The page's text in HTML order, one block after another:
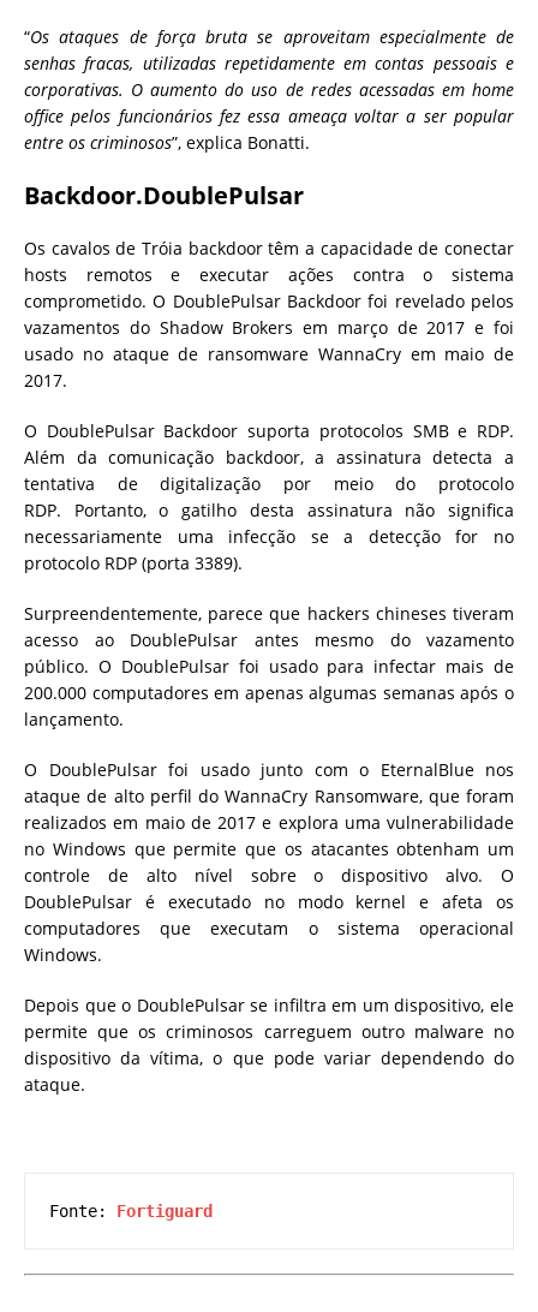
“Os ataques de força bruta se aproveitam especialmente de
senhas fracas, utilizadas repetidamente em contas pessoais e
corporativas. O aumento do uso de redes acessadas em home
office pelos funcionários fez essa ameaça voltar a ser popular
entre os criminosos”, explica Bonatti.
Backdoor.DoublePulsar
Os cavalos de Tróia backdoor têm a capacidade de conectar
hosts remotos e executar ações contra o sistema
comprometido.O DoublePulsar Backdoor foi revelado pelos
vazamentos do Shadow Brokers em março de 2017 e foi
usado no ataque de ransomware WannaCry em maio de
2017.
O DoublePulsar Backdoor suporta protocolos SMB e RDP.
Além da comunicação backdoor, a assinatura detecta a
tentativa de digitalização por meio do protocolo
RDP. Portanto, o gatilho desta assinatura não significa
necessariamente uma infecção se a detecção for no
protocolo RDP (porta 3389).
Surpreendentemente, parece que hackers chineses tiveram
acesso ao DoublePulsar antes mesmo do vazamento
público. O DoublePulsar foi usado para infectar mais de
200.000 computadores em apenas algumas semanas após o
lançamento.
O DoublePulsar foi usado junto com o EternalBlue nos
ataque de alto perfil do WannaCry Ransomware, que foram
realizados em maio de 2017 e explora uma vulnerabilidade
no Windows que permite que os atacantes obtenham um
controle de alto nível sobre o dispositivo alvo. O
DoublePulsar é executado no modo kernel e afeta os
computadores que executam o sistema operacional
Windows.
Depois que o DoublePulsar se infiltra em um dispositivo, ele
permite que os criminosos carreguem outro malware no
dispositivo da vítima, o que pode variar dependendo do
ataque.
Fonte: Fortiguard